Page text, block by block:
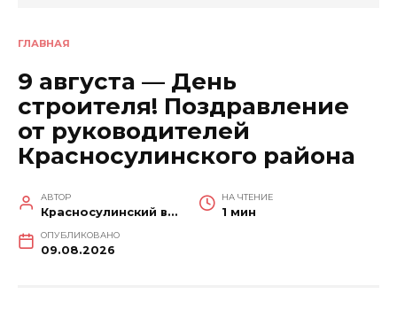
ГЛАВНАЯ
9 августа — День
строителя! Поздравление
от руководителей
Красносулинского района
АВТОР
Красносулинский вестник
НА ЧТЕНИЕ
1 мин
ОПУБЛИКОВАНО
09.08.2026